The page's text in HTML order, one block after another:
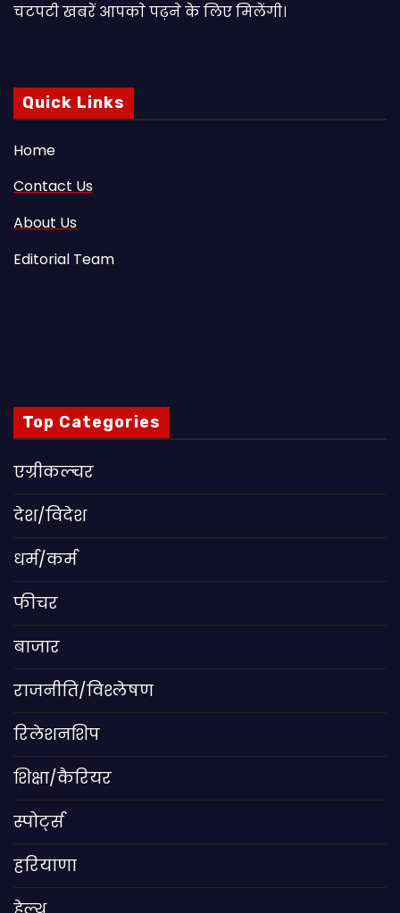
चटपटी खबरें आपकाे पढ़ने के लिए मिलेंगी।
Quick Links
Home
Contact Us
About Us
Editorial Team
Top Categories
एग्रीकल्चर
देश/विदेश
धर्म/कर्म
फीचर
बाजार
राजनीति/विश्लेषण
रिलेशनशिप
शिक्षा/कैरियर
स्पोर्ट्स
हरियाणा